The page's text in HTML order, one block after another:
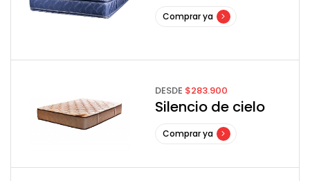
Comprar ya
DESDE $283.900
Silencio de cielo
Comprar ya